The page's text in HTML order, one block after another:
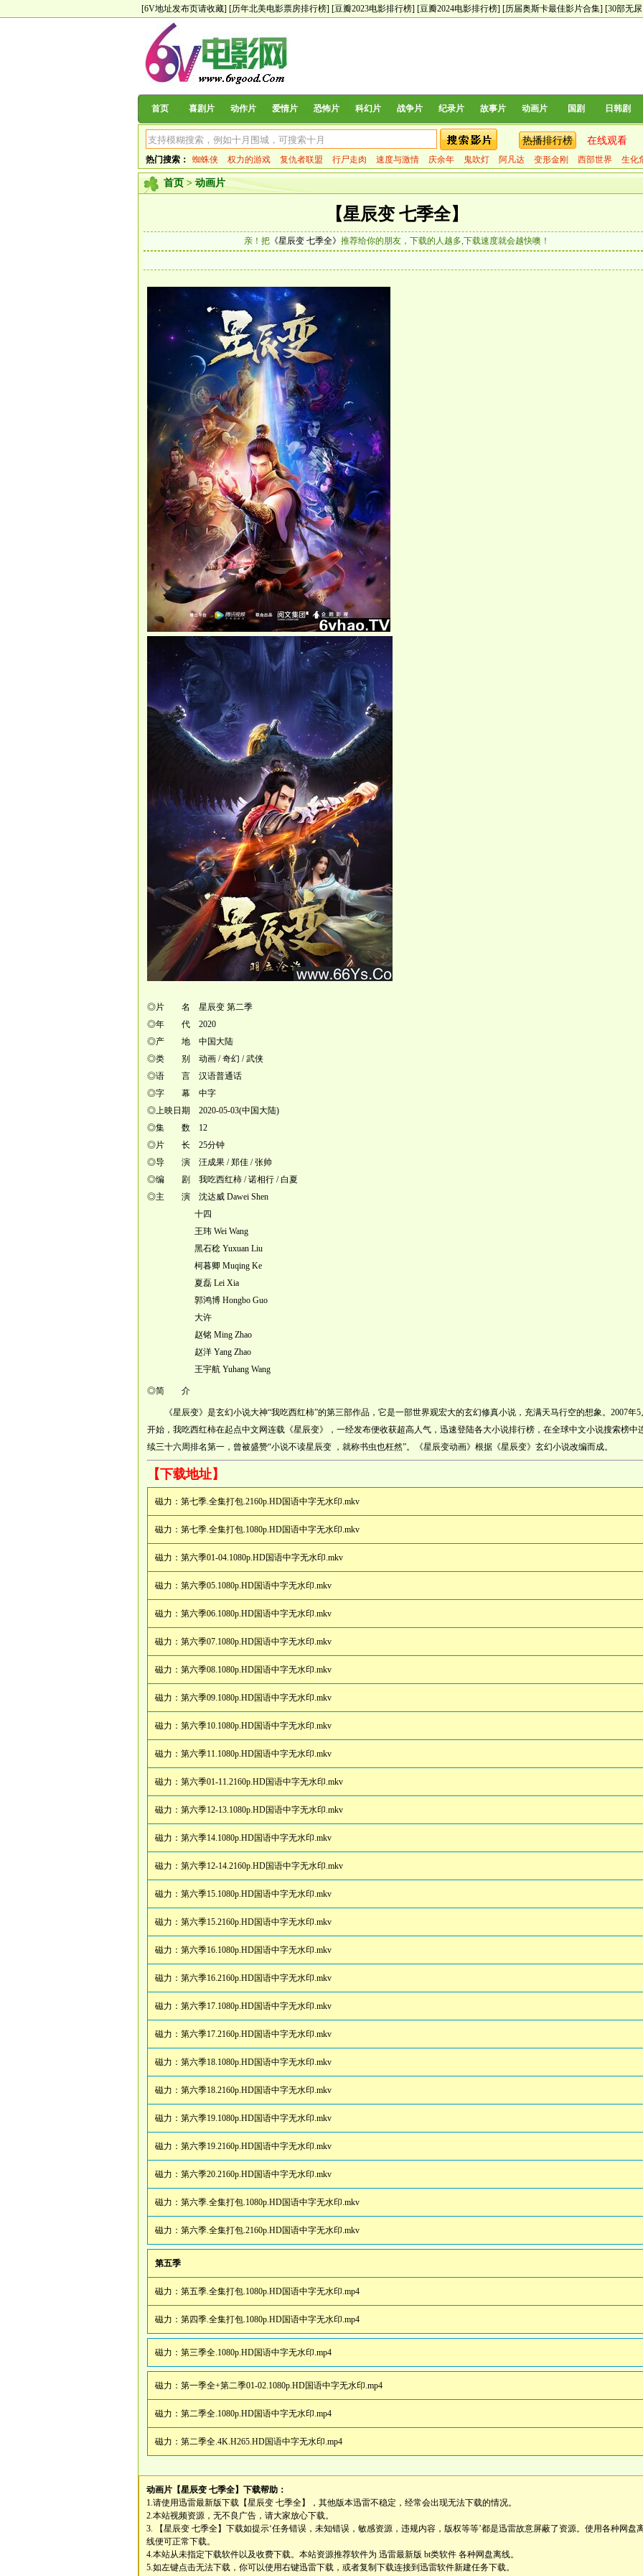
[6V地址发布页请收藏] [历年北美电影票房排行榜] [豆瓣2023电影排行榜] [豆瓣2024电影排行榜] [历届奥斯卡最佳影片合集] [30部无
首页 喜剧片 动作片 爱情片 恐怖片 科幻片 战争片 纪录片 故事片 动画片 国剧 日韩剧
热播排行榜 在线观看
热门搜索： 蜘蛛侠 权力的游戏 复仇者联盟 行尸走肉 速度与激情 庆余年 鬼吹灯 阿凡达 变形金刚 西部世界 生化
首页>动画片
【星辰变 七季全】
亲！把 《星辰变 七季全》 推荐给你的朋友，下载的人越多,下载速度就会越快噢！
◎片 名 星辰变 第二季
◎年 代 2020
◎产 地 中国大陆
◎类 别 动画 / 奇幻 / 武侠
◎语 言 汉语普通话
◎字 幕 中字
◎上映日期 2020-05-03(中国大陆)
◎集 数 12
◎片 长 25分钟
◎导 演 汪成果 / 郑佳 / 张帅
◎编 剧 我吃西红柿 / 诺相行 / 白夏
◎主 演 沈达威 Dawei Shen
十四
王玮 Wei Wang
黑石稔 Yuxuan Liu
柯暮卿 Muqing Ke
夏磊 Lei Xia
郭鸿博 Hongbo Guo
大许
赵铭 Ming Zhao
赵洋 Yang Zhao
王宇航 Yuhang Wang
◎简 介
《星辰变》是玄幻小说大神“我吃西红柿”的第三部作品，它是一部世界观宏大的玄幻修真小说，充满天马行空的想象。2007年5
开始，我吃西红柿在起点中文网连载《星辰变》，一经发布便收获超高人气，迅速登陆各大小说排行榜，在全球中文小说搜索榜中
续三十六周排名第一，曾被盛赞“小说不读星辰变 ，就称书虫也枉然”。《星辰变动画》根据《星辰变》玄幻小说改编而成。
【下载地址】
磁力： 第七季.全集打包.2160p.HD国语中字无水印.mkv
磁力： 第七季.全集打包.1080p.HD国语中字无水印.mkv
磁力： 第六季01-04.1080p.HD国语中字无水印.mkv
磁力： 第六季05.1080p.HD国语中字无水印.mkv
磁力： 第六季06.1080p.HD国语中字无水印.mkv
磁力： 第六季07.1080p.HD国语中字无水印.mkv
磁力： 第六季08.1080p.HD国语中字无水印.mkv
磁力： 第六季09.1080p.HD国语中字无水印.mkv
磁力： 第六季10.1080p.HD国语中字无水印.mkv
磁力： 第六季11.1080p.HD国语中字无水印.mkv
磁力： 第六季01-11.2160p.HD国语中字无水印.mkv
磁力： 第六季12-13.1080p.HD国语中字无水印.mkv
磁力： 第六季14.1080p.HD国语中字无水印.mkv
磁力： 第六季12-14.2160p.HD国语中字无水印.mkv
磁力： 第六季15.1080p.HD国语中字无水印.mkv
磁力： 第六季15.2160p.HD国语中字无水印.mkv
磁力： 第六季16.1080p.HD国语中字无水印.mkv
磁力： 第六季16.2160p.HD国语中字无水印.mkv
磁力： 第六季17.1080p.HD国语中字无水印.mkv
磁力： 第六季17.2160p.HD国语中字无水印.mkv
磁力： 第六季18.1080p.HD国语中字无水印.mkv
磁力： 第六季18.2160p.HD国语中字无水印.mkv
磁力： 第六季19.1080p.HD国语中字无水印.mkv
磁力： 第六季19.2160p.HD国语中字无水印.mkv
磁力： 第六季20.2160p.HD国语中字无水印.mkv
磁力： 第六季.全集打包.1080p.HD国语中字无水印.mkv
磁力： 第六季.全集打包.2160p.HD国语中字无水印.mkv
第五季
磁力： 第五季.全集打包.1080p.HD国语中字无水印.mp4
磁力： 第四季.全集打包.1080p.HD国语中字无水印.mp4
磁力： 第三季全.1080p.HD国语中字无水印.mp4
磁力： 第一季全+第二季01-02.1080p.HD国语中字无水印.mp4
磁力： 第二季全.1080p.HD国语中字无水印.mp4
磁力： 第二季全.4K.H265.HD国语中字无水印.mp4
动画片 【星辰变 七季全】 下载帮助：
1.请使用迅雷最新版下载 【星辰变 七季全】
，其他版本迅雷不稳定，经常会出现无法下载的情况。
2.本站视频资源，无不良广告，请大家放心下载。
3.
【星辰变 七季全】 下载如提示‘任务错误，未知错误，敏感资源，违规内容，版权等等’都是迅雷故意屏蔽了资源。使用各种网盘
线便可正常下载。
4.本站从未指定下载软件以及收费下载。本站资源推荐软件为 迅雷最新版 bt类软件 各种网盘离线。
5.如左键点击无法下载，你可以使用右键迅雷下载，或者复制下载连接到迅雷软件新建任务下载。